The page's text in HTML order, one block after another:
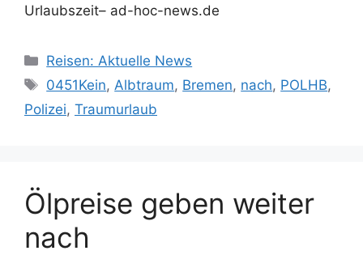
Urlaubszeit– ad-hoc-news.de
Kategorien
Reisen: Aktuelle News
Schlagwörter
0451Kein,Albtraum, Bremen, nach, POLHB,
Polizei, Traumurlaub
Ölpreise geben weiter
nach